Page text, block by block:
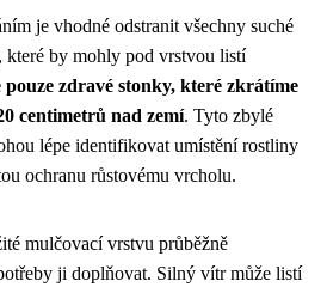
je vhodné odstranit všechny suché
které by mohly pod vrstvou listí
pouze zdravé stonky, které zkrátíme
centimetrů nad zemí. Tyto zbylé
lépe identifikovat umístění rostliny
ochranu růstovému vrcholu.
mulčovací vrstvu průběžně
ji doplňovat. Silný vítr může listí